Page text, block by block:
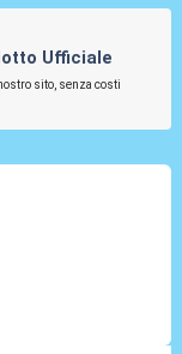
Ufficiale
sito, senza costi